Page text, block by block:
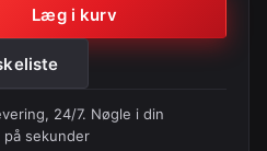
Læg i kurv
24/7. Nøgle i din
på sekunder